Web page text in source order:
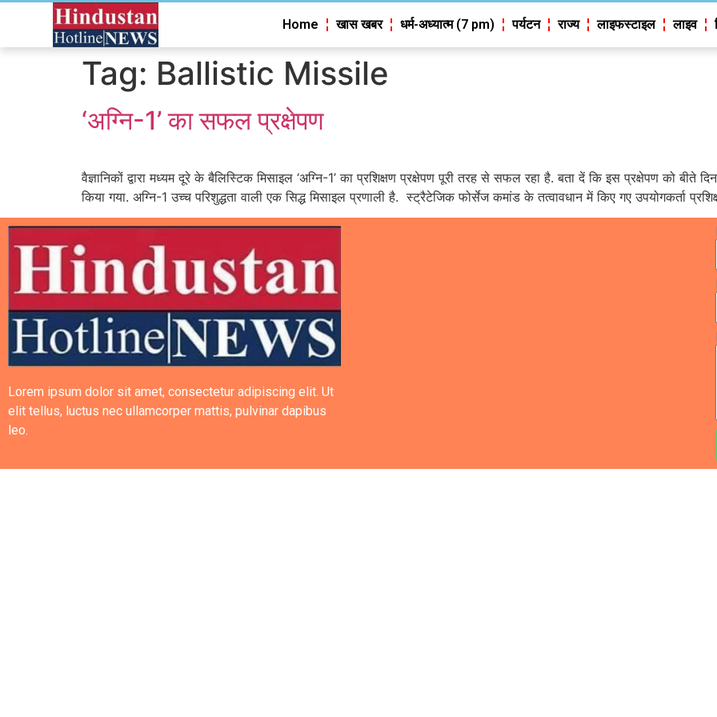
Home खास खबर धर्म-अध्यात्म (7 pm) पर्यटन राज्य लाइफस्टाइल लाइव
Tag: Ballistic Missile
‘अग्नि-1’ का सफल प्रक्षेपण
वैज्ञानिकों द्वारा मध्यम दूरे के बैलिस्टिक मिसाइल ‘अग्नि-1’ का प्रशिक्षण प्रक्षेपण पूरी तरह से सफल रहा है. बता दें कि इस प्रक्षेपण को
किया गया. अग्नि-1 उच्च परिशुद्धता वाली एक सिद्ध मिसाइल प्रणाली है. स्ट्रैटेजिक फोर्सेज कमांड के तत्वावधान में किए गए उपयोगकर्ता
Lorem ipsum dolor sit amet, consectetur adipiscing elit. Ut
elit tellus, luctus nec ullamcorper mattis, pulvinar dapibus
leo.